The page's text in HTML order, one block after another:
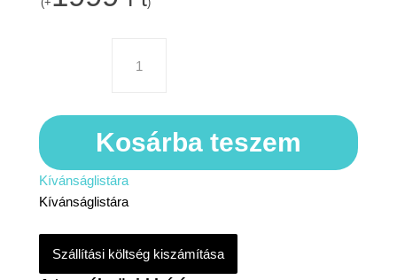
Kosárba teszem
Kívánságlistára
Kívánságlistára
Szállítási költség kiszámítása